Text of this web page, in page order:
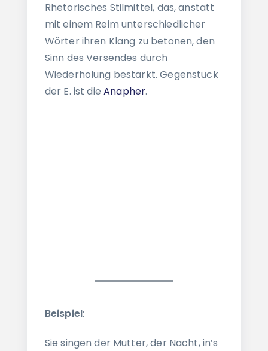
Rhetorisches Stilmittel, das, anstatt
mit einem Reim unterschiedlicher
Wörter ihren Klang zu betonen, den
Sinn des Versendes durch
Wiederholung bestärkt. Gegenstück
der E. ist dieAnapher.
Beispiel:
Sie singen der Mutter, der Nacht, in’s